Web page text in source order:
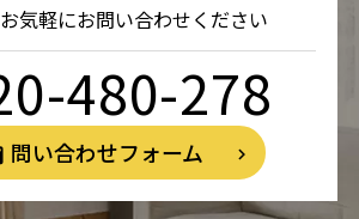
気軽にお問い合わせください
480-278
問い合わせフォーム